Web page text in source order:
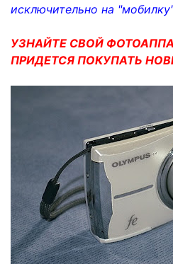
исключительно на
УЗНАЙТЕ СВОЙ
ПРИДЕТСЯ ПОКУПАТЬ